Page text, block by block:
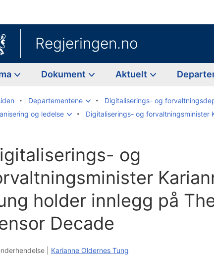
Regjeringen.no
Dokument Aktuelt
Departementene
Digitaliserings- og
og ledelse
Digitaliserings- og forvaltningsminister
og
holder innlegg på
Decade
| Karianne Oldernes Tung